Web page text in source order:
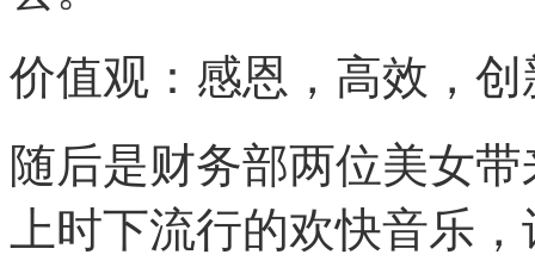
价值观 ： 感恩，高效，
随后是财务部两位美女
上时下流行的欢快音乐